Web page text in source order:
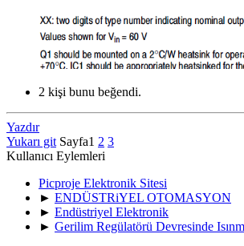
2 kişi bunu beğendi.
Yazdır
Yukarı git Sayfa1 2 3
Kullanıcı Eylemleri
Picproje Elektronik Sitesi
► ENDÜSTRiYEL OTOMASYON
► Endüstriyel Elektronik
► Gerilim Regülatörü Devresinde